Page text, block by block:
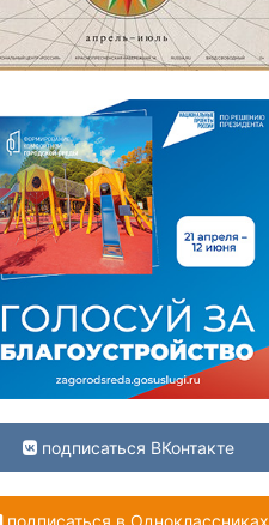
подписаться ВКонтакте